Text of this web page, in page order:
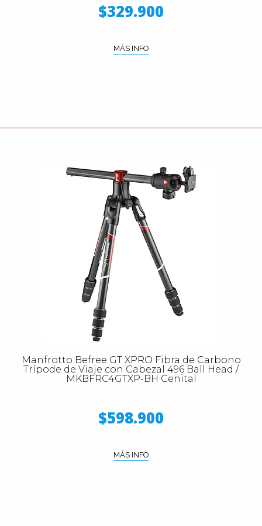
$329.900
MÁS INFO
Manfrotto Befree GT XPRO Fibra de Carbono
Trípode de Viaje con Cabezal 496 Ball Head /
MKBFRC4GTXP-BH Cenital
$598.900
MÁS INFO